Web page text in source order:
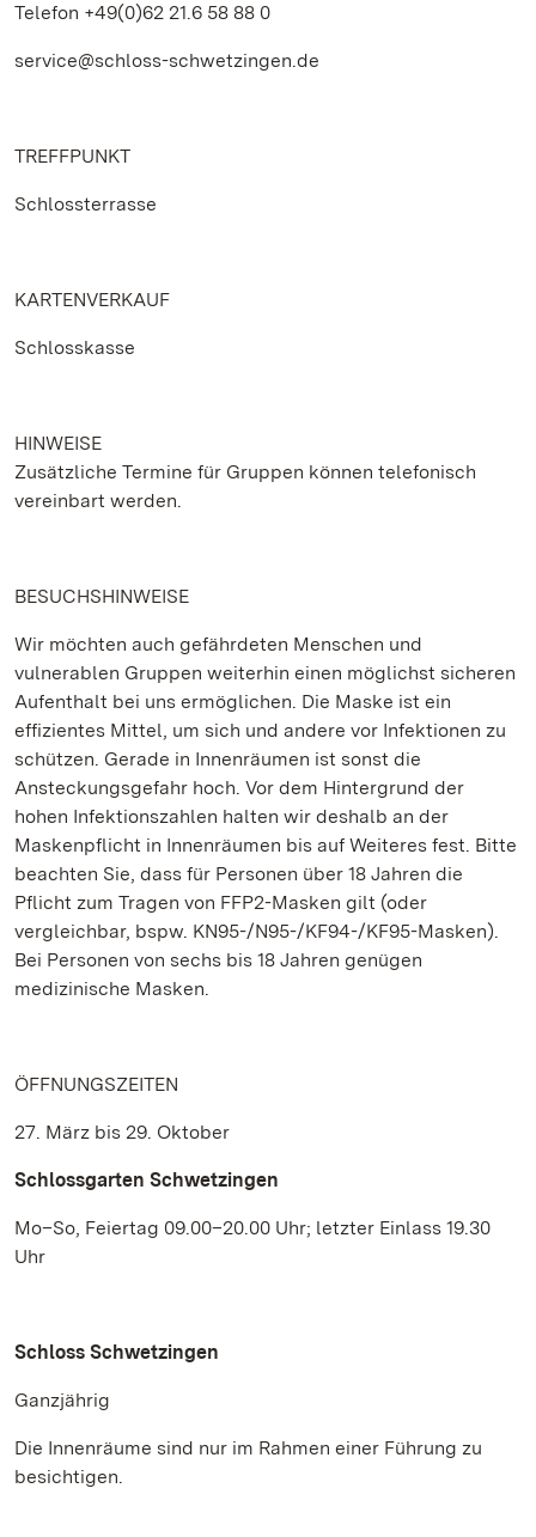
Telefon +49(0)62 21.6 58 88 0
service@schloss-schwetzingen.de
TREFFPUNKT
Schlossterrasse
KARTENVERKAUF
Schlosskasse
HINWEISE
Zusätzliche Termine für Gruppen können telefonisch
vereinbart werden.
BESUCHSHINWEISE
Wir möchten auch gefährdeten Menschen und
vulnerablen Gruppen weiterhin einen möglichst sicheren
Aufenthalt bei uns ermöglichen. Die Maske ist ein
effizientes Mittel, um sich und andere vor Infektionen zu
schützen. Gerade in Innenräumen ist sonst die
Ansteckungsgefahr hoch. Vor dem Hintergrund der
hohen Infektionszahlen halten wir deshalb an der
Maskenpflicht in Innenräumen bis auf Weiteres fest. Bitte
beachten Sie, dass für Personen über 18 Jahren die
Pflicht zum Tragen von FFP2-Masken gilt (oder
vergleichbar, bspw. KN95-/N95-/KF94-/KF95-Masken).
Bei Personen von sechs bis 18 Jahren genügen
medizinische Masken.
ÖFFNUNGSZEITEN
27. März bis 29. Oktober
Schlossgarten Schwetzingen
Mo–So, Feiertag 09.00–20.00 Uhr; letzter Einlass 19.30
Uhr
Schloss Schwetzingen
Ganzjährig
Die Innenräume sind nur im Rahmen einer Führung zu
besichtigen.